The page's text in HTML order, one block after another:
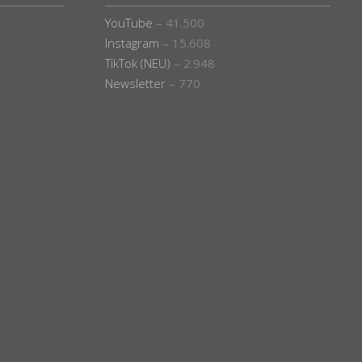
YouTube – 41.500
Instagram – 15.608
TikTok (NEU) – 2.948
Newsletter– 770